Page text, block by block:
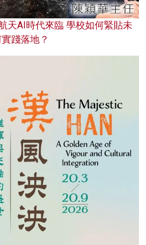
天AI時代來臨 學校如何緊貼未
踐落地？